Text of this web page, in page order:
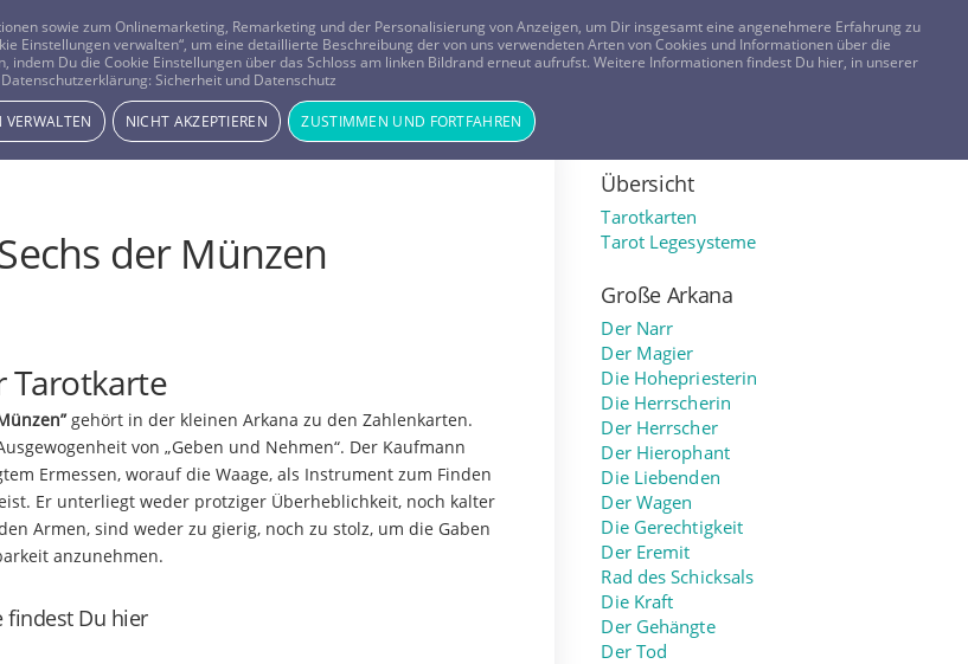
FRAGEN? KOSTENLOS ANRUFEN: 0800-8478266
Beratung Horoskope Tageskarte Magazin ANMELDEN REGISTRIEREN
der Münzen
Tarotkarte
gehört in der kleinen Arkana zu den Zahlenkarten.
von „Geben und Nehmen“. Der Kaufmann
Ermessen, worauf die Waage, als Instrument zum Finden
Er unterliegt weder protziger Überheblichkeit, noch kalter
Armen, sind weder zu gierig, noch zu stolz, um die Gaben
anzunehmen.
findest Du hier
Übersicht
Tarotkarten
Tarot Legesysteme
Große Arkana
Der Narr
Der Magier
Die Hohepriesterin
Die Herrscherin
Der Herrscher
Der Hierophant
Die Liebenden
Der Wagen
Die Gerechtigkeit
Der Eremit
Rad des Schicksals
Die Kraft
Der Gehängte
Der Tod
sowie zum Onlinemarketing, Remarketing und der Personalisierung von Anzeigen, um Dir insgesamt eine angenehmere Erfahrung zu
Einstellungen verwalten“, um eine detaillierte Beschreibung der von uns verwendeten Arten von Cookies und Informationen über die
Du die Cookie Einstellungen über das Schloss am linken Bildrand erneut aufrufst. Weitere Informationen findest Du hier, in unserer
Datenschutzerklärung: Sicherheit und Datenschutz
NICHT AKZEPTIEREN ZUSTIMMEN UND FORTFAHREN